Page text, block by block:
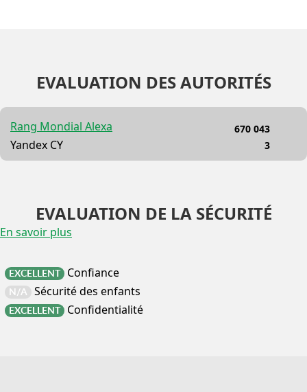
EVALUATION DES AUTORITÉS
Rang Mondial Alexa
Yandex CY
670 043
3
EVALUATION DE LA SÉCURITÉ
En savoir plus
EXCELLENT Confiance
N/A Sécurité des enfants
EXCELLENT Confidentialité